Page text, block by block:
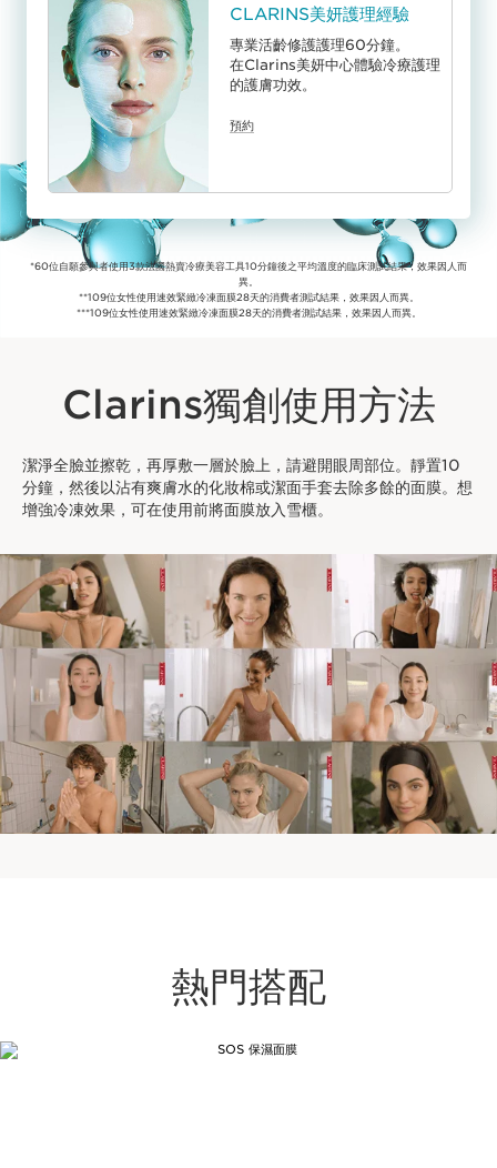
CLARINS美妍護理經驗
專業活齡修護護理60分鐘。
在Clarins美妍中心體驗冷療護理
的護膚功效。
預約
*60位自願參與者使用3款法國熱賣冷療美容工具10分鐘後之平均溫度的臨床測試結果，效果因人而
異。
**109位女性使用速效緊緻冷凍面膜28天的消費者測試結果，效果因人而異。
***109位女性使用速效緊緻冷凍面膜28天的消費者測試結果，效果因人而異。
Clarins獨創使用方法
潔淨全臉並擦乾，再厚敷一層於臉上，請避開眼周部位。靜置10
分鐘，然後以沾有爽膚水的化妝棉或潔面手套去除多餘的面膜。想
增強冷凍效果，可在使用前將面膜放入雪櫃。
熱門搭配